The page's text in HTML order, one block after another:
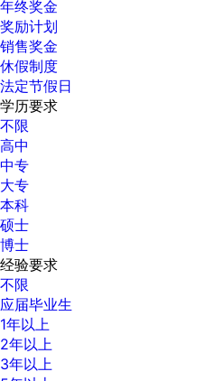
年终奖金
奖励计划
销售奖金
休假制度
法定节假日
学历要求
不限
高中
中专
大专
本科
硕士
博士
经验要求
不限
应届毕业生
1年以上
2年以上
3年以上